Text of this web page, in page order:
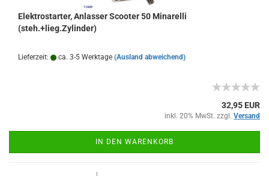
Elektrostarter, Anlasser Scooter 50 Minarelli
(steh.+lieg.Zylinder)
Lieferzeit: ca. 3-5 Werktage (Ausland abweichend)
32,95 EUR
inkl. 20% MwSt. zzgl. Versand
IN DEN WARENKORB